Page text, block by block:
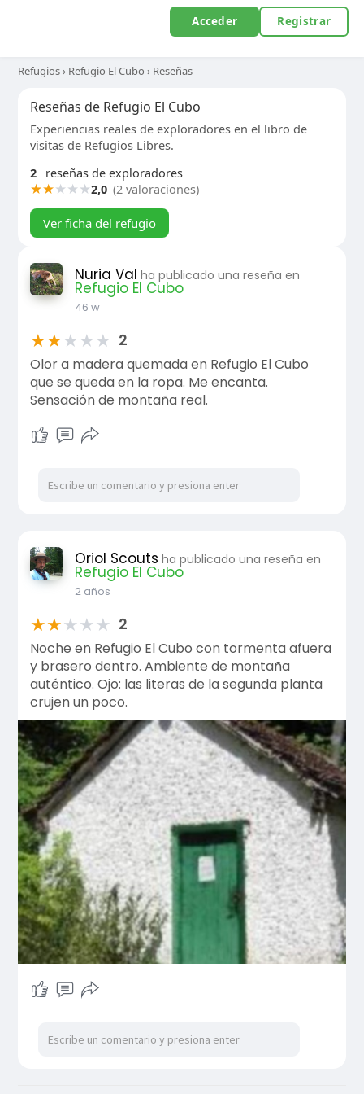
Acceder Registrar
Refugios› Refugio El Cubo › Reseñas
Reseñas de Refugio El Cubo
Experiencias reales de exploradores en el libro de
visitas de Refugios Libres.
2
reseñas de exploradores
★★★★★2,0 (2 valoraciones)
Ver ficha del refugio
Nuria Val ha publicado una reseña en
Refugio El Cubo
46 w
★★★★★ 2
Olor a madera quemada en Refugio El Cubo
que se queda en la ropa. Me encanta.
Sensación de montaña real.
Oriol Scouts ha publicado una reseña en
Refugio El Cubo
2 años
★★★★★ 2
Noche en Refugio El Cubo con tormenta afuera
y brasero dentro. Ambiente de montaña
auténtico. Ojo: las literas de la segunda planta
crujen un poco.